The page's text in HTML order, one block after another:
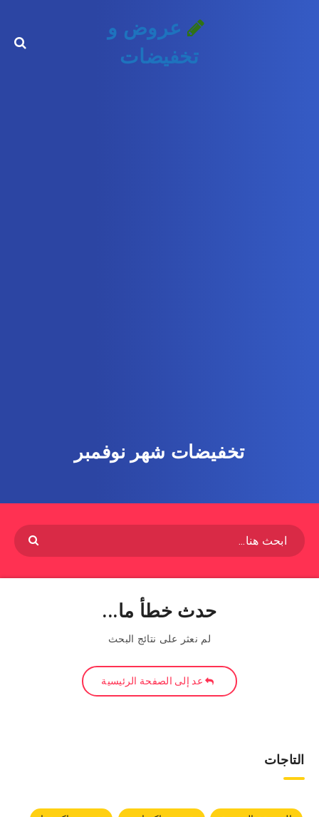
عروض و
تخفيضات
تخفيضات شهر نوفمبر
حدث خطأ ما...
لم نعثر على نتائج البحث
عد إلى الصفحة الرئيسية
التاجات